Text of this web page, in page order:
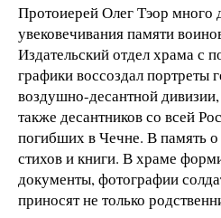
Протоиерей Олег Тэор много
увековечивания памяти
Издательский отдел храма
графики воссоздал портреты
воздушно-десантной
также десантников со всей
погибших в Чечне. В память
стихов и книги. В храме
документы, фотографии
приносят не только